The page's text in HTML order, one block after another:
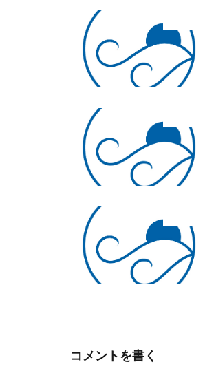
コメントを書く